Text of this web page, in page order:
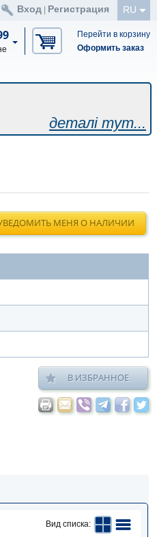
RU
Вход Регистрация
Перейти в корзину
Оформить заказ
деталі тут...
МЕНЯ О НАЛИЧИИ
В ИЗБРАННОЕ
Вид списка: